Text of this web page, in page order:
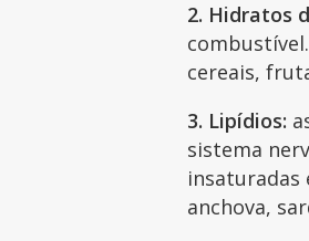
2. Hidratos
cereais,
3. Lipídios:
sistema
insaturadas
anchova,